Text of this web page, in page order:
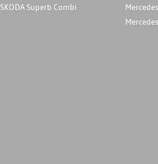
SKODA Superb Combi